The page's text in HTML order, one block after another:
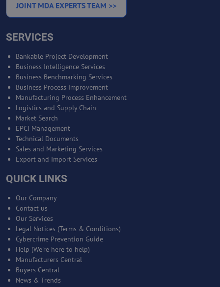
JOINT MDA EXPERTS TEAM >>
SERVICES
Bankable Project Development
Business Intelligence Services
Business Benchmarking Services
Business Process Improvement
Manufacturing Process Enhancement
Logistics and Supply Chain
Market Search
EPCI Management
Technical Documents
Sales and Marketing Services
Export and Import Services
QUICK LINKS
Our Company
Contact us
Our Services
Legal Notices (Terms & Conditions)
Cybercrime Prevention Guide
Help (We're here to help)
Manufacturers Central
Buyers Central
News & Trends